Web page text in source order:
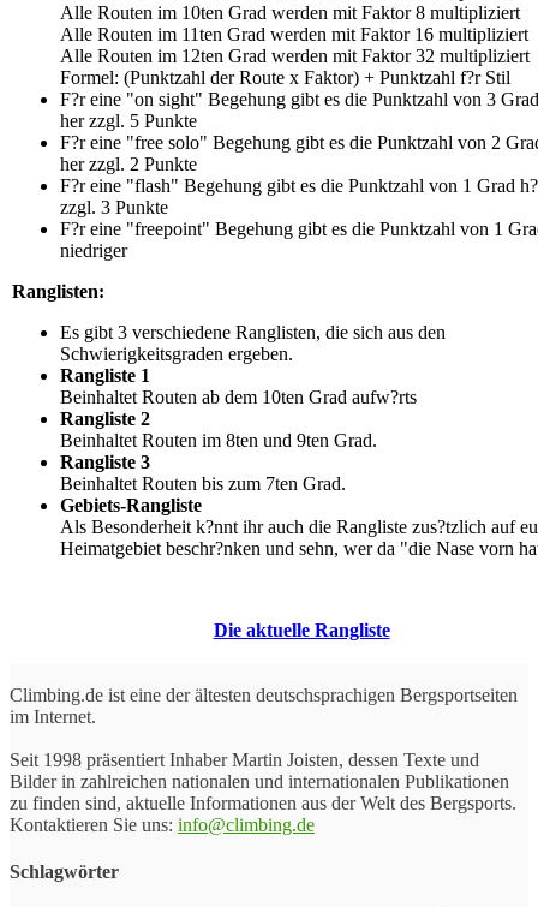
Alle Routen im 10ten Grad werden mit Faktor 8 multipliziert
Alle Routen im 11ten Grad werden mit Faktor 16 multipliziert
Alle Routen im 12ten Grad werden mit Faktor 32 multipliziert
Formel: (Punktzahl der Route x Faktor) + Punktzahl f?r Stil
F?r eine "on sight" Begehung gibt es die Punktzahl von 3
her zzgl. 5 Punkte
F?r eine "free solo" Begehung gibt es die Punktzahl von 2
her zzgl. 2 Punkte
F?r eine "flash" Begehung gibt es die Punktzahl von 1 Grad
zzgl. 3 Punkte
F?r eine "freepoint" Begehung gibt es die Punktzahl von 1
niedriger
Ranglisten:
Es gibt 3 verschiedene Ranglisten, die sich aus den
Schwierigkeitsgraden ergeben.
Rangliste 1
Beinhaltet Routen ab dem 10ten Grad aufw?rts
Rangliste 2
Beinhaltet Routen im 8ten und 9ten Grad.
Rangliste 3
Beinhaltet Routen bis zum 7ten Grad.
Gebiets-Rangliste
Als Besonderheit k?nnt ihr auch die Rangliste zus?tzlich auf
Heimatgebiet beschr?nken und sehn, wer da "die Nase vorn
Die aktuelle Rangliste
Climbing.de ist eine der ältesten deutschsprachigen Bergsportseiten
im Internet.
Seit 1998 präsentiert Inhaber Martin Joisten, dessen Texte und
Bilder in zahlreichen nationalen und internationalen Publikationen
zu finden sind, aktuelle Informationen aus der Welt des Bergsports.
Kontaktieren Sie uns: info@climbing.de
Schlagwörter